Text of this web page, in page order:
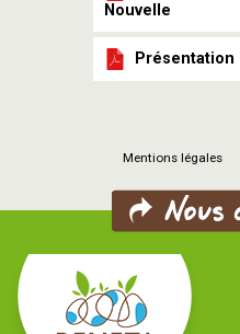
Nouvelle
Mentions légales .